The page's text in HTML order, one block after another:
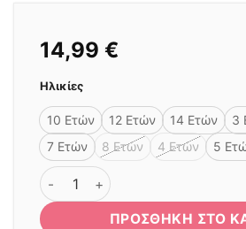
14,99 €
Ηλικίες
10 Ετών 12 Ετών 14 Ετών 3
7 Ετών
8 Ετών 4 Ετών 5
ΜΠΛΟΥΖΑΚΙ HELLO FULL
ΠΡΟΣΘΉΚΗ ΣΤΟ